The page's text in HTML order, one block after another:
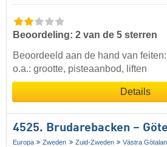
Beoordeling: 2 van de 5 sterren
Beoordeeld aan de hand van feiten:
o.a.: grootte, pisteaanbod, liften
Details
4525. Brudarebacken –
Europa Zweden Zuid-Zweden Västra